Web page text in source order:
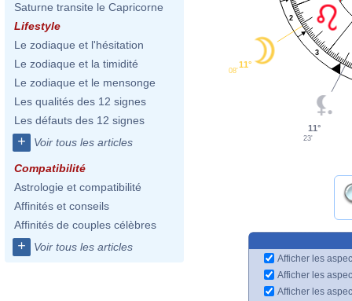
Saturne transite le Capricorne
Lifestyle
Le zodiaque et l'hésitation
Le zodiaque et la timidité
Le zodiaque et le mensonge
Les qualités des 12 signes
Les défauts des 12 signes
+ Voir tous les articles
Compatibilité
Astrologie et compatibilité
Affinités et conseils
Affinités de couples célèbres
+ Voir tous les articles
2
3
11°
08'
11°
23'
Afficher les
Afficher les
Afficher les